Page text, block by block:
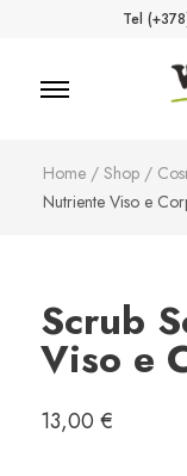
Tel
Home / Shop /
Nutriente Viso e
Scrub
Viso e
13,00 €